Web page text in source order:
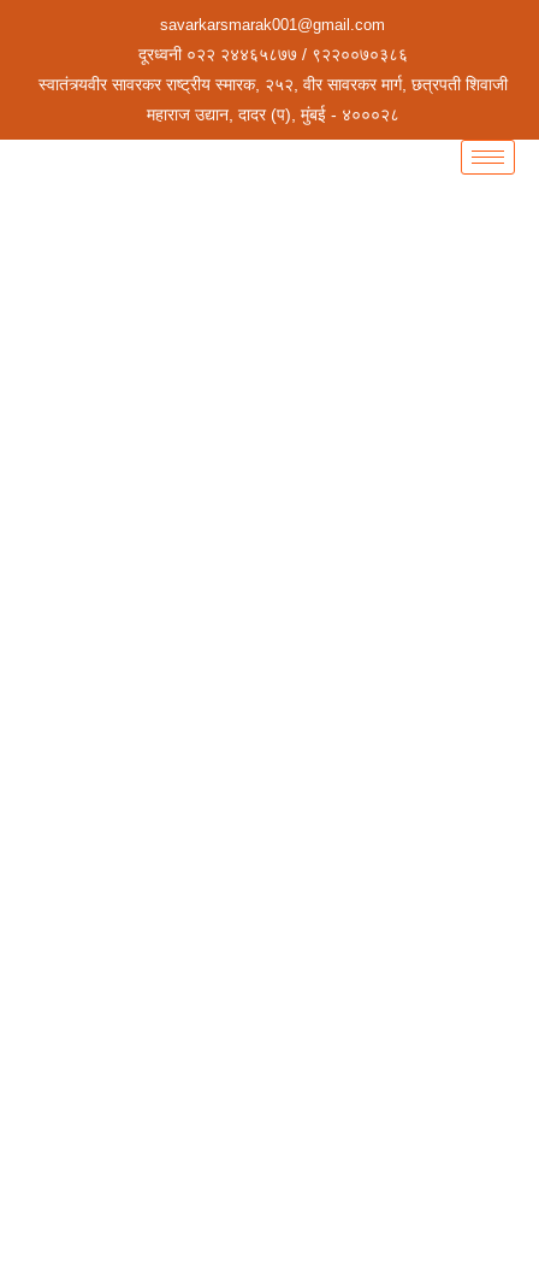
savarkarsmarak001@gmail.com
दूरध्वनी ०२२ २४४६५८७७ / ९२२००७०३८६
स्वातंत्र्यवीर सावरकर राष्ट्रीय स्मारक, २५२, वीर सावरकर मार्ग, छत्रपती शिवाजी
महाराज उद्यान, दादर (प), मुंबई - ४०००२८